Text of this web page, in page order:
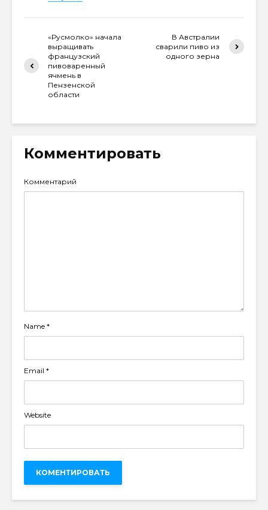
«Русмолко» начала
выращивать
французский
пивоваренный
ячмень в
Пензенской
области
В Австралии
сварили пиво из
одного зерна
Комментировать
Комментарий
Name *
Email *
Website